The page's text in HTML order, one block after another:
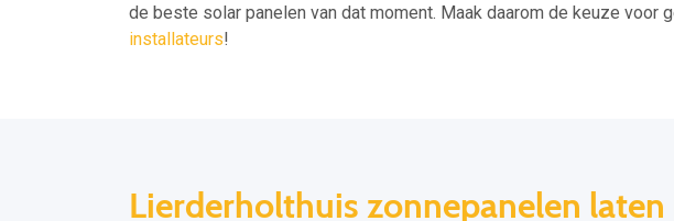
de beste solar panelen van dat moment. Maak daarom de keuze voor
installateurs!
Lierderholthuis zonnepanelen